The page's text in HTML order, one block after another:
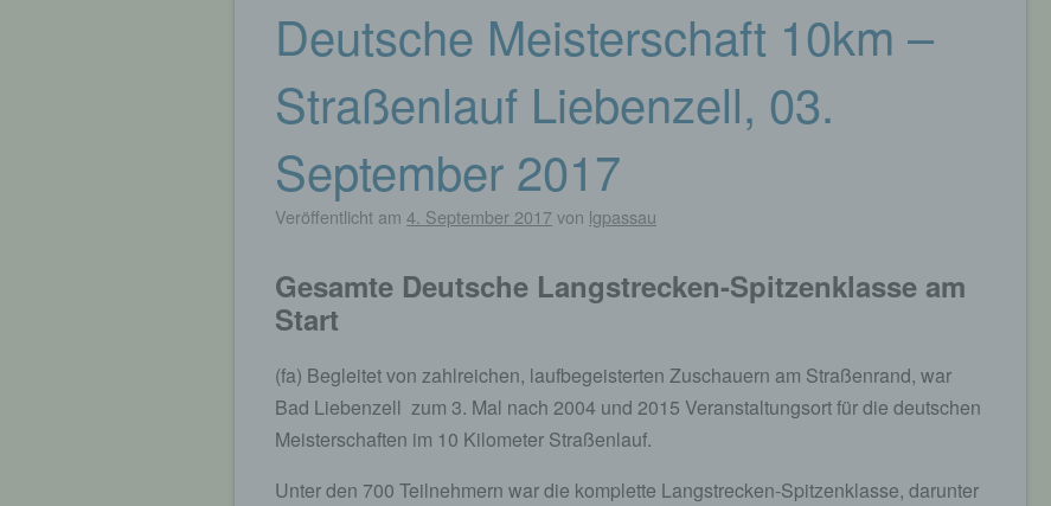
Deutsche Meisterschaft 10km –
Straßenlauf Liebenzell, 03.
September 2017
Veröffentlicht am 4. September 2017 von lgpassau
Gesamte Deutsche Langstrecken-Spitzenklasse am
Start
(fa) Begleitet von zahlreichen, laufbegeisterten Zuschauern am Straßenrand, war
Bad Liebenzell zum 3. Mal nach 2004 und 2015 Veranstaltungsort für die deutschen
Meisterschaften im 10 Kilometer Straßenlauf.
Unter den 700 Teilnehmern war die komplette Langstrecken-Spitzenklasse, darunter